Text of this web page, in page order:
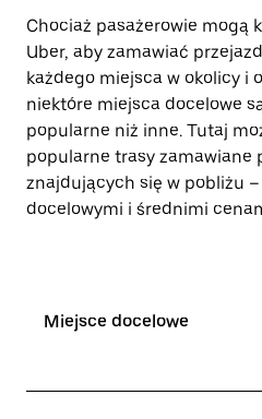
Chociaż pasażerowie mogą
Uber, aby zamawiać
każdego miejsca w okolicy i
niektóre miejsca docelowe
popularne niż inne. Tutaj
popularne trasy zamawiane
znajdujących się w pobliżu
docelowymi i średnimi
Miejsce docelowe